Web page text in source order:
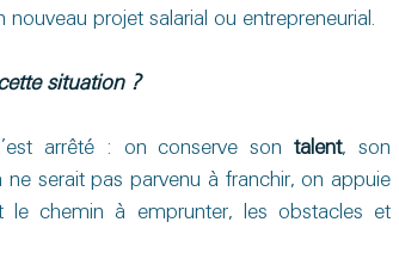
projet salarial ou entrepreneurial.
situation ?
arrêté : on conserve son talent
ne serait pas parvenu à franchir, on appuie
chemin à emprunter, les obstacles et